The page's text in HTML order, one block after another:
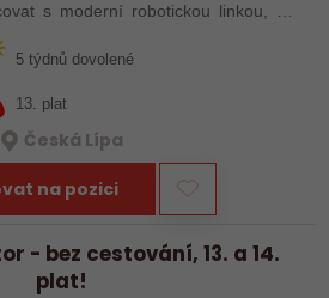
5 týdnů dovolené
13. plat
Česká Lípa
na pozici
- bez cestování, 13. a 14.
plat!